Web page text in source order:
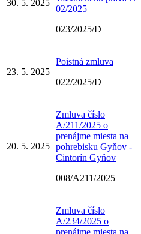
30. 5. 2025
02/2025
023/2025/D
23. 5. 2025
Poistná zmluva
022/2025/D
20. 5. 2025
Zmluva číslo
A/211/2025 o
prenájme miesta na
pohrebisku Gyňov -
Cintorín Gyňov
008/A211/2025
Zmluva číslo
A/234/2025 o
prenájme miesta na